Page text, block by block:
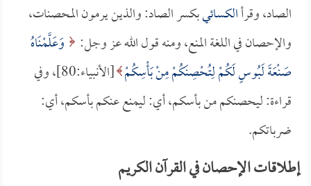
الصاد، وقرأالكسائيبكسر الصاد: والذين يرمون المحصنات،
والإحصان في اللغة المنع، ومنه قول الله عز وجل:
وَعَلَّمْنَاهُ
صَنْعَةَ لَبُوسٍ لَكُمْ لِتُحْصِنَكُمْ مِنْ بَأْسِكُمْ
[الأنبياء:80]، وفي
قراءة: ليحصنكم من بأسكم، أي: ليمنع عنكم بأسكم، أي:
ضرباتكم.
إطلاقات الإحصان في القرآن الكريم